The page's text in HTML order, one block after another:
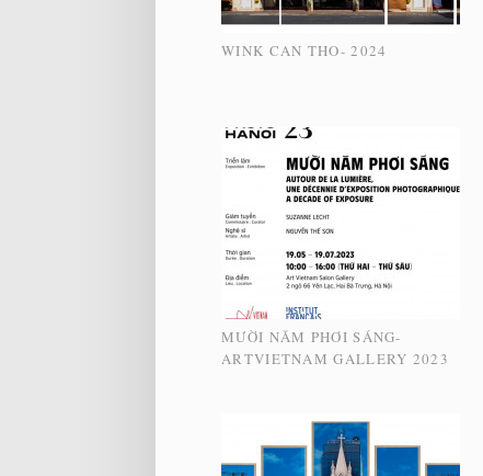
WINK CAN THO- 2024
MƯỜI NĂM PHƠI SÁNG-
ARTVIETNAM GALLERY 2023